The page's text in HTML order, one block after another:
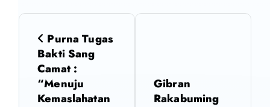
N
Purna Tugas
Bakti Sang
Camat :
“Menuju
Kemaslahatan
Gibran
Rakabuming